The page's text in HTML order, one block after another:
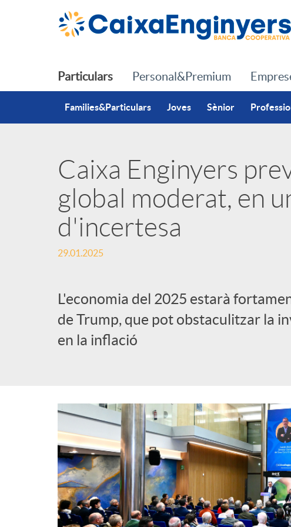
Salta al contingut principal
Particulars
Families&Particulars Joves Sènior
Personal&Premium
Caixa Enginyers
global moderat, en
d'incertesa
29.01.2025
L'economia del 2025 estarà
de Trump, que pot obstaculitzar la
en la inflació